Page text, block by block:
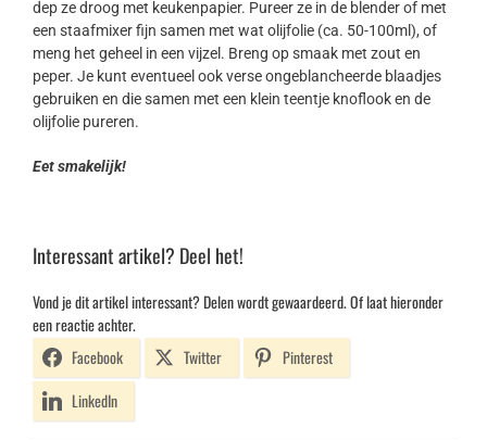
dep ze droog met keukenpapier. Pureer ze in de blender of met
een staafmixer fijn samen met wat olijfolie (ca. 50-100ml), of
meng het geheel in een vijzel. Breng op smaak met zout en
peper. Je kunt eventueel ook verse ongeblancheerde blaadjes
gebruiken en die samen met een klein teentje knoflook en de
olijfolie pureren.
Eet smakelijk!
Interessant artikel? Deel het!
Vond je dit artikel interessant? Delen wordt gewaardeerd. Of laat hieronder
een reactie achter.
Facebook
Twitter
Pinterest
LinkedIn